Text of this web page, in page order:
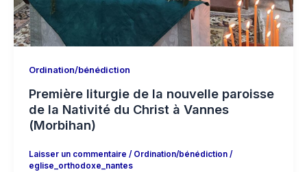
Ordination/bénédiction
Première liturgie de la nouvelle paroisse
de la Nativité du Christ à Vannes
(Morbihan)
Laisser un commentaire / Ordination/bénédiction/
eglise_orthodoxe_nantes